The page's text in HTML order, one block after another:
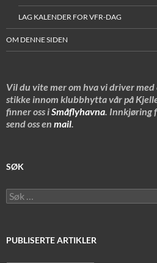
LAG KALENDER FOR VFR-DAG
OM DENNE SIDEN
Vil du vite mer om hva vi driver
stikke innom klubbhytta vår på
finner oss iSmåflyhavna. Innkjøring
send oss en mail.
SØK
Søk
etter:
PUBLISERTE ARTIKLER